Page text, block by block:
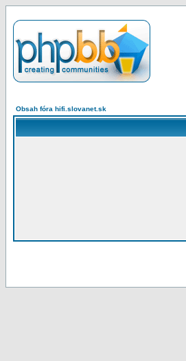
Obsah fóra hifi.slovanet.sk